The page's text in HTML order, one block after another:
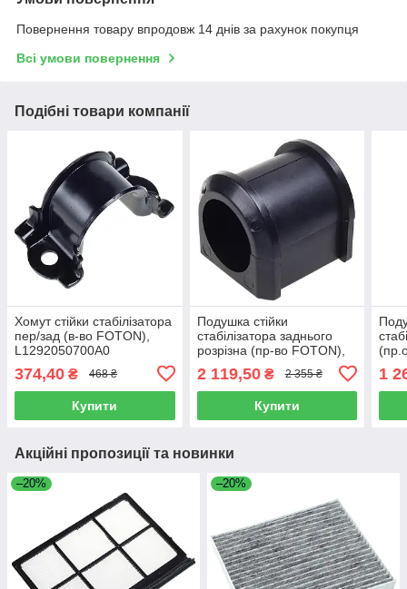
Повернення товару впродовж 14 днів за рахунок покупця
Всі умови повернення
Подібні товари компанії
Хомут стійки стабілізатора
пер/зад (в-во FOTON),
L1292050700A0
374,40 ₴ 468 ₴
Купити
Подушка стійки
стабілізатора заднього
розрізна (пр-во FOTON),
2 119,50₴ 2 355 ₴
Купити
1
Акційні пропозиції та новинки
–20% –20%